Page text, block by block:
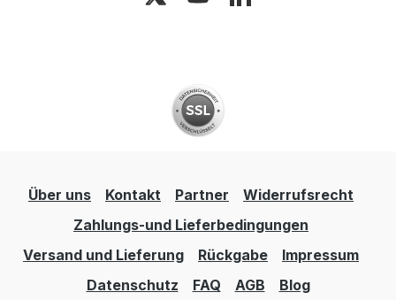
Über uns Kontakt Partner
Widerrufsrecht
Zahlungs-und Lieferbedingungen
Versand und Lieferung
Rückgabe
Impressum
Datenschutz
FAQ AGB Blog